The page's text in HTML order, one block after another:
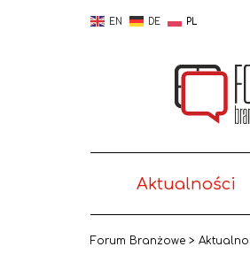
EN DE PL
Aktualności
Forum Branżowe >